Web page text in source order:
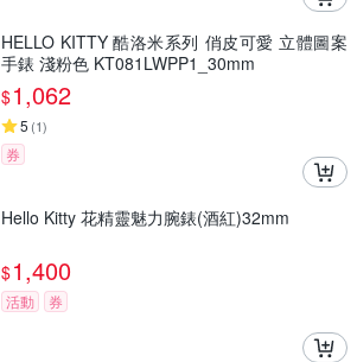
HELLO KITTY 酷洛米系列 俏皮可愛 立體圖案
手錶 淺粉色 KT081LWPP1_30mm
$1,062
5 (1)
券
Hello Kitty 花精靈魅力腕錶(酒紅)32mm
$1,400
活動 券